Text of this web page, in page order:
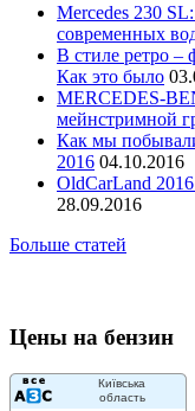
Mercedes 230
современных
В стиле ретро –
Как это было
MERCEDES-
мейнстримной
Как мы
2016 04.10.2016
OldCarLand
28.09.2016
Больше статей
Цены на бензин
Київська
область